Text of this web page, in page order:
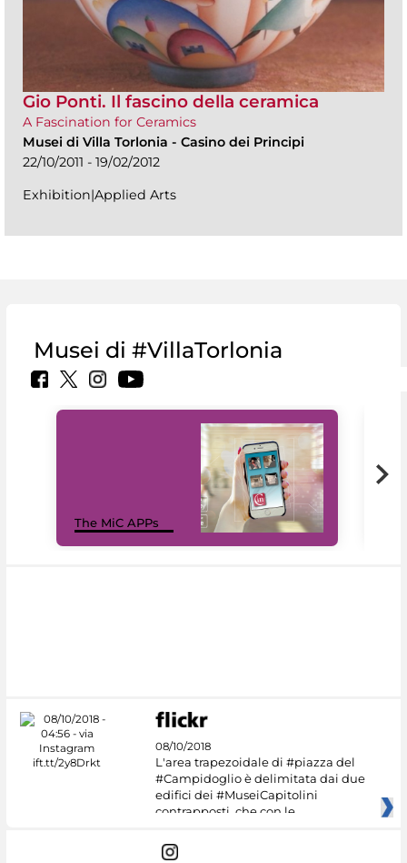
Gio Ponti. Il fascino della ceramica
A Fascination for Ceramics
Musei di Villa Torlonia - Casino dei Principi
22/10/2011 - 19/02/2012
Exhibition|Applied Arts
Musei di #VillaTorlonia
The MiC APPs
08/10/2018
L'area trapezoidale di #piazza del
#Campidoglio è delimitata dai due
edifici dei #MuseiCapitolini
contrapposti, che con le